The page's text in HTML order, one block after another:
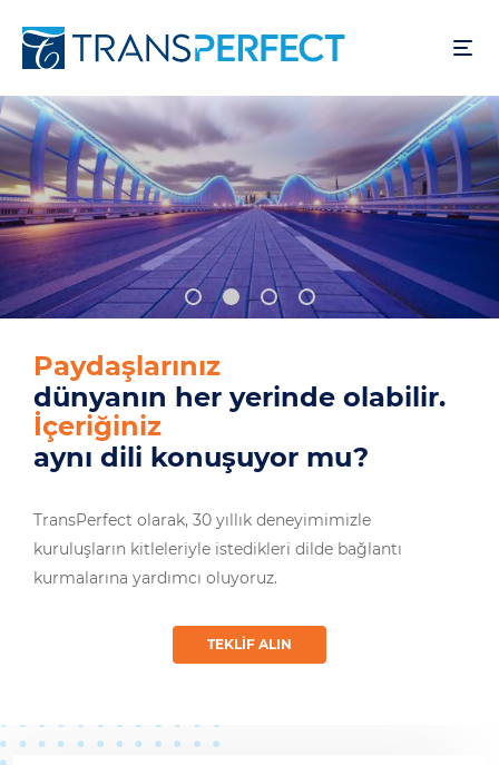
içeriğe
Paydaşlarınız
dünyanın her yerinde olabilir.
İçeriğiniz
aynı dili konuşuyor mu?
TransPerfect olarak, 30 yıllık deneyimimizle
kuruluşların kitleleriyle istedikleri dilde bağlantı
kurmalarına yardımcı oluyoruz.
TEKLIF ALIN